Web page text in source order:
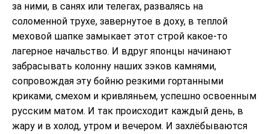
за ними, в санях или телегах, развалясь на
соломенной трухе, завернутое в доху, в теплой
меховой шапке замыкает этот строй какое-то
лагерное начальство. И вдруг японцы начинают
забрасывать колонну наших зэков камнями,
сопровождая эту бойню резкими гортанными
криками, смехом и кривляньем, успешно освоенным
русским матом. И так происходит каждый день, в
жару и в холод, утром и вечером. И захлёбываются